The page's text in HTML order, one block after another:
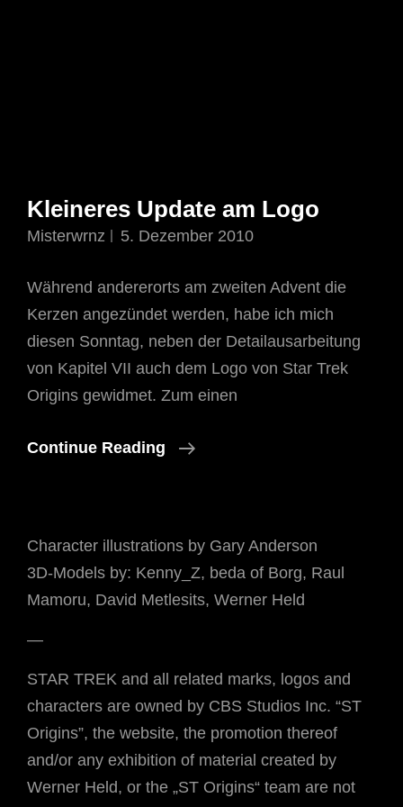
Kleineres Update am Logo
Misterwrnz 5. Dezember 2010
Während andererorts am zweiten Advent die
Kerzen angezündet werden, habe ich mich
diesen Sonntag, neben der Detailausarbeitung
von Kapitel VII auch dem Logo von Star Trek
Origins gewidmet. Zum einen
Continue Reading
Kleineres
Character illustrations by Gary Anderson
3D-Models by: Kenny_Z, beda of Borg, Raul
Mamoru, David Metlesits, Werner Held
—
STAR TREK and all related marks, logos and
characters are owned by CBS Studios Inc. “ST
Origins”, the website, the promotion thereof
and/or any exhibition of material created by
Werner Held, or the „ST Origins“ team are not